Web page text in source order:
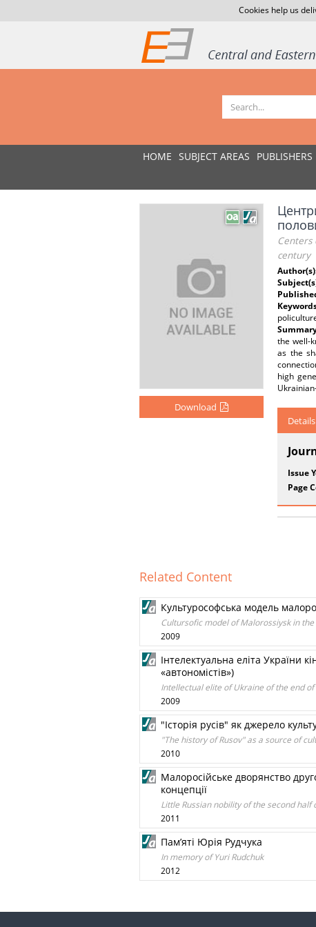
Cookies help us
HOME SUBJECT AREAS PUBLISHERS
Download
century
the well-
as the
high
Details
Issue
Page
Related Content
Культурософська модель
Cultursofic model of Malorossiysk in
2009
Інтелектуальна еліта України
«автономістів»)
Intellectual elite of Ukraine of the end
2009
"Історія русів" як джерело
"The history of Rusov" as a source of
2010
Малоросійське дворянство
концепції
Little Russian nobility of the second
2011
Пам’яті Юрія Рудчука
In memory of Yuri Rudchuk
2012